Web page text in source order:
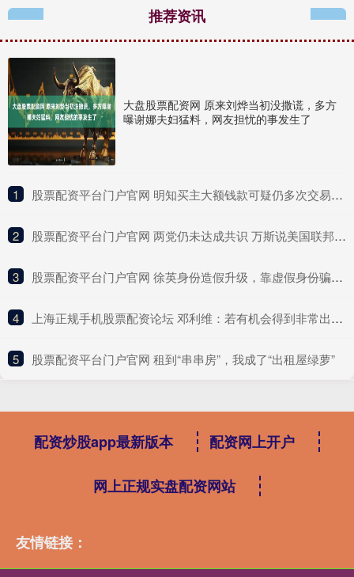
推荐资讯
大盘股票配资网 原来刘烨当初没撒谎，多方
曝谢娜夫妇猛料，网友担忧的事发生了
1 ​股票配资平台门户官网 明知买主大额钱款可疑仍多次交易，一金店老板配合电诈人员转移赃款获刑
2 ​股票配资平台门户官网 两党仍未达成共识 万斯说美国联邦政府即将“关门”
3 ​股票配资平台门户官网 徐英身份造假升级，靠虚假身份骗了288万，研究庞家捐赠文物课题
4 ​上海正规手机股票配资论坛 邓利维：若有机会得到非常出色的球员 那我们愿动用所有资源交易
5 ​股票配资平台门户官网 租到“串串房”，我成了“出租屋绿萝”
配资炒股app最新版本 配资网上开户
网上正规实盘配资网站
友情链接：